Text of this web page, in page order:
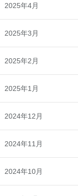
2025年4月
2025年3月
2025年2月
2025年1月
2024年12月
2024年11月
2024年10月